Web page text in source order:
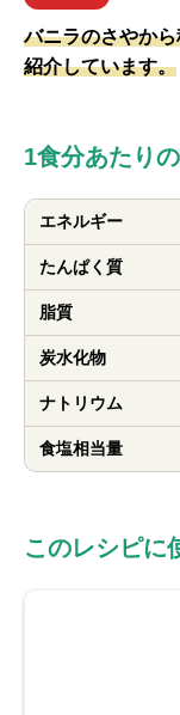
バニラのさやか
紹介しています。
1食分あたり
エネルギー
たんぱく質
脂質
炭水化物
ナトリウム
食塩相当量
このレシピに